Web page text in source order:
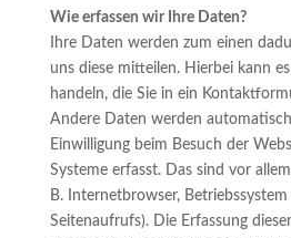
Wie erfassen wir Ihre Daten?
Ihre Daten werden zum einen
uns diese mitteilen. Hierbei kann
handeln, die Sie in ein
Andere Daten werden
Einwilligung beim Besuch der
Systeme erfasst. Das sind vor
B. Internetbrowser,
Seitenaufrufs). Die Erfassung